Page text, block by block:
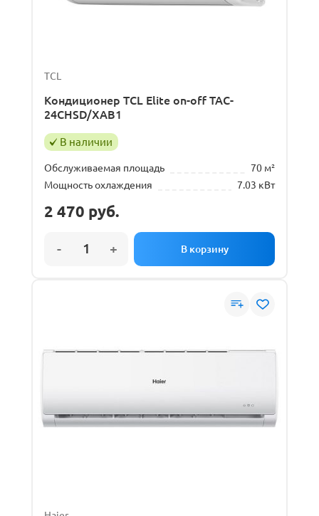
TCL
Кондиционер TCL Elite on-off TAC-
24CHSD/XAB1
В наличии
Обслуживаемая площадь
70 м²
Мощность охлаждения
7.03 кВт
2 470 руб.